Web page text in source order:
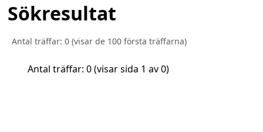
Sökresultat
Antal träffar: 0 (visar de 100 första träffarna)
Antal träffar: 0(visar sida 1 av0)